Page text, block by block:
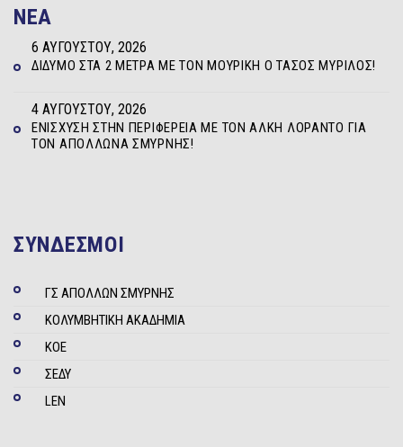
NEA
ΔΊΔΥΜΟ ΣΤΑ 2 ΜΈΤΡΑ ΜΕ ΤΟΝ ΜΟΥΡΊΚΗ Ο ΤΆΣΟΣ ΜΥΡΊΛΟΣ!
6 ΑΥΓΟΎΣΤΟΥ, 2026
ΕΝΊΣΧΥΣΗ ΣΤΗΝ ΠΕΡΙΦΈΡΕΙΑ ΜΕ ΤΟΝ ΆΛΚΗ ΛΟΡΆΝΤΟ ΓΙΑ
ΤΟΝ ΑΠΌΛΛΩΝΑ ΣΜΎΡΝΗΣ!
4 ΑΥΓΟΎΣΤΟΥ, 2026
ΣΥΝΔΕΣΜΟΙ
ΓΣ ΑΠΟΛΛΩΝ ΣΜΥΡΝΗΣ
ΚΟΛΥΜΒΗΤΙΚΗ ΑΚΑΔΗΜΙΑ
ΚΟΕ
ΣΕΔΥ
LEN